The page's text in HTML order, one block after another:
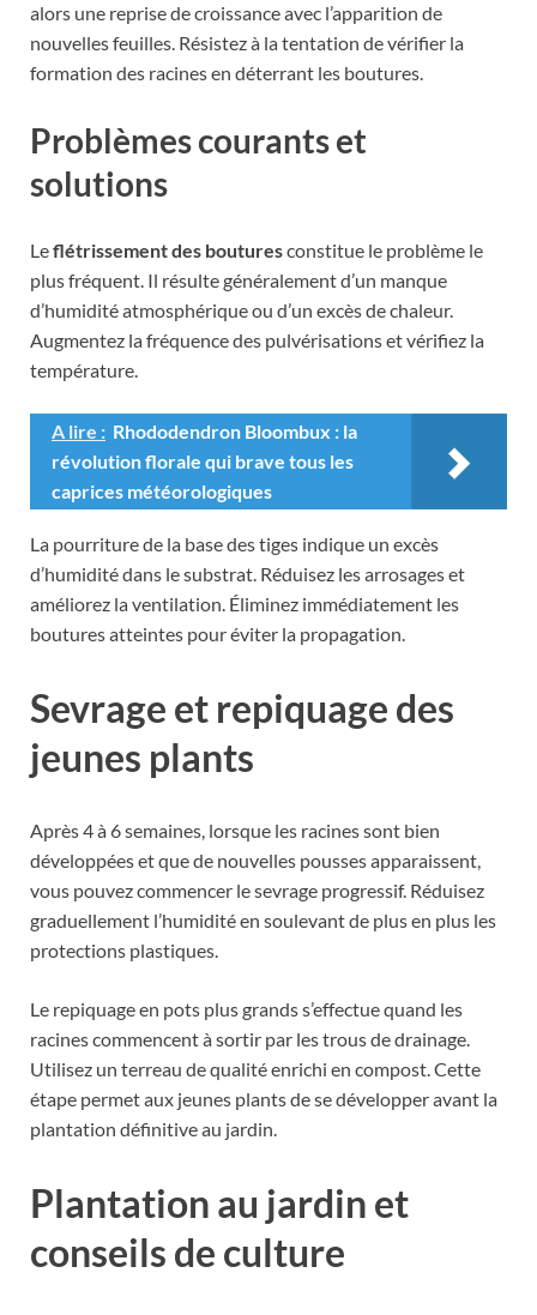
alors une reprise de croissance avec l’apparition de
nouvelles feuilles. Résistez à la tentation de vérifier la
formation des racines en déterrant les boutures.
Problèmes courants et
solutions
Leflétrissement des bouturesconstitue le problème le
plus fréquent. Il résulte généralement d’un manque
d’humidité atmosphérique ou d’un excès de chaleur.
Augmentez la fréquence des pulvérisations et vérifiez la
température.
A lire : Rhododendron Bloombux : la
révolution florale qui brave tous les
caprices météorologiques
La pourriture de la base des tiges indique un excès
d’humidité dans le substrat. Réduisez les arrosages et
améliorez la ventilation. Éliminez immédiatement les
boutures atteintes pour éviter la propagation.
Sevrage et repiquage des
jeunes plants
Après 4 à 6 semaines, lorsque les racines sont bien
développées et que de nouvelles pousses apparaissent,
vous pouvez commencer le sevrage progressif. Réduisez
graduellement l’humidité en soulevant de plus en plus les
protections plastiques.
Le repiquage en pots plus grands s’effectue quand les
racines commencent à sortir par les trous de drainage.
Utilisez un terreau de qualité enrichi en compost. Cette
étape permet aux jeunes plants de se développer avant la
plantation définitive au jardin.
Plantation au jardin et
conseils de culture